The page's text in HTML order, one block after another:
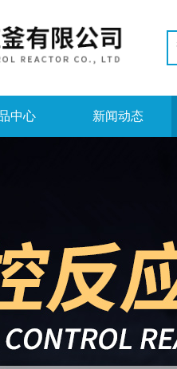
中心 新闻动态